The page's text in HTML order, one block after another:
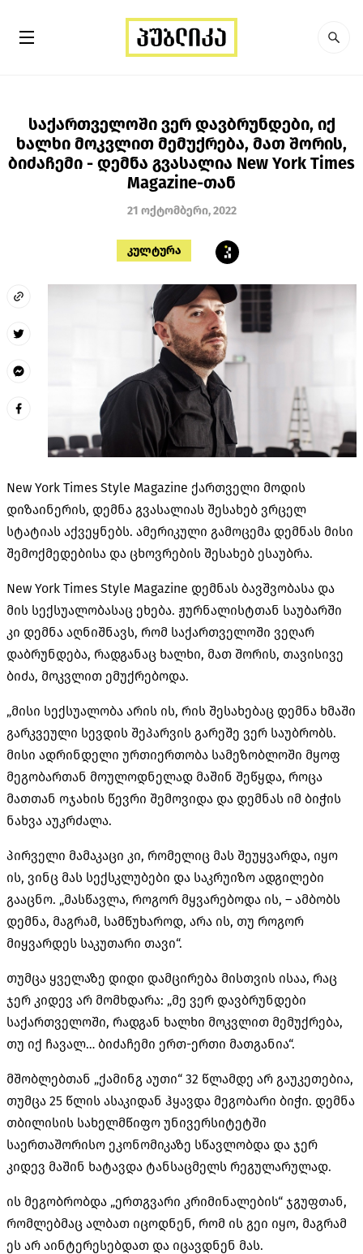
საქართველოში ვერ დავბრუნდები, იქ
ხალხი მოკვლით მემუქრება, მათ შორის,
ბიძაჩემი - დემნა გვასალია New York Times
Magazine-თან
21 ოქტომბერი, 2022
კულტურა
New York Times Style Magazine ქართველი მოდის
დიზაინერის, დემნა გვასალიას შესახებ ვრცელ
სტატიას აქვეყნებს. ამერიკული გამოცემა დემნას მისი
შემოქმედებისა და ცხოვრების შესახებ ესაუბრა.
New York Times Style Magazine დემნას ბავშვობასა და
მის სექსუალობასაც ეხება. ჟურნალისტთან საუბარში
კი დემნა აღნიშნავს, რომ საქართველოში ვეღარ
დაბრუნდება, რადგანაც ხალხი, მათ შორის, თავისივე
ბიძა, მოკვლით ემუქრებოდა.
„მისი სექსუალობა არის ის, რის შესახებაც დემნა ხმაში
გარკვეული სევდის შეპარვის გარეშე ვერ საუბრობს.
მისი ადრინდელი ურთიერთობა სამეზობლოში მყოფ
მეგობართან მოულოდნელად მაშინ შეწყდა, როცა
მათთან ოჯახის წევრი შემოვიდა და დემნას იმ ბიჭის
ნახვა აუკრძალა.
პირველი მამაკაცი კი, რომელიც მას შეუყვარდა, იყო
ის, ვინც მას სექსკლუბები და საკრუიზო ადგილები
გააცნო. „მასწავლა, როგორ მყვარებოდა ის, – ამბობს
დემნა, მაგრამ, სამწუხაროდ, არა ის, თუ როგორ
მიყვარდეს საკუთარი თავი“.
თუმცა ყველაზე დიდი დამცირება მისთვის ისაა, რაც
ჯერ კიდევ არ მომხდარა: „მე ვერ დავბრუნდები
საქართველოში, რადგან ხალხი მოკვლით მემუქრება,
თუ იქ ჩავალ… ბიძაჩემი ერთ-ერთი მათგანია“.
მშობლებთან „ქამინგ აუთი“ 32 წლამდე არ გაუკეთებია,
თუმცა 25 წლის ასაკიდან ჰყავდა მეგობარი ბიჭი. დემნა
თბილისის სახელმწიფო უნივერსიტეტში
საერთაშორისო ეკონომიკაზე სწავლობდა და ჯერ
კიდევ მაშინ ხატავდა ტანსაცმელს რეგულარულად.
ის მეგობრობდა „ერთგვარი კრიმინალების“ ჯგუფთან,
რომლებმაც ალბათ იცოდნენ, რომ ის გეი იყო, მაგრამ
ეს არ აინტერესებდათ და იცავდნენ მას.